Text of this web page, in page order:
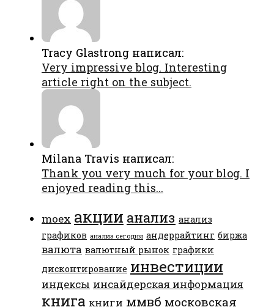
Tracy Glastrong написал:
Very impressive blog. Interesting
article right on the subject.
Milana Travis написал:
Thank you very much for your blog. I
enjoyed reading this...
moex акции анализ анализ
графиков анализ сегодня андеррайтинг биржа
валюта валютный рынок графики
дисконтирование инвестиции
индексы инсайдерская информация
книга книги ммвб московская